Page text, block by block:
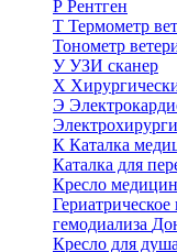
Р Рентген
Т Термометр
Тонометр
УУЗИ сканер
Х
Э
К Каталка
Каталка для
Кресло
Гериатрическое
гемодиализа
Кресло для